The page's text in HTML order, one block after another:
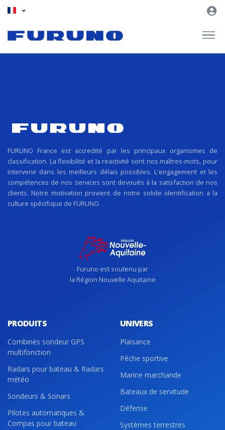
FURUNO France est accredité par les principaux organismes de
classification. La flexibilité et la reactivité sont nos maîtres-mots, pour
intervenir dans les meilleurs délais possibles. L'engagement et les
compétences de nos services sont devoués à la satisfaction de nos
clients. Notre motivation provient de notre solide identification a la
culture spécifique de FURUNO.
Furuno est soutenu par
la Région Nouvelle Aquitaine
PRODUITS
Combinés sondeur GPS
multifonction
Radars pour bateau & Radars
météo
Sondeurs & Sonars
Pilotes automatiques &
Compas pour bateau
UNIVERS
Plaisance
Pêche sportive
Marine marchande
Bateaux de servitude
Défense
Systèmes terrestres